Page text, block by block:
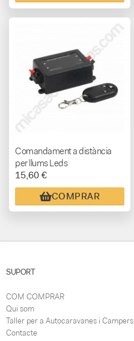
Comandament a distància
per llums Leds
15,60 €
COMPRAR
SUPORT
COM COMPRAR
Qui som
Taller per a Autocaravanes i Campers
Contacte